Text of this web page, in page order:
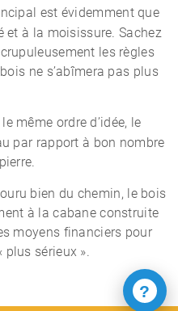
est évidemment que
et à la moisissure. Sachez
les règles
ne s’abîmera pas plus
même ordre d’idée, le
par rapport à bon nombre
bien du chemin, le bois
à la cabane construite
moyens financiers pour
plus sérieux ».
?